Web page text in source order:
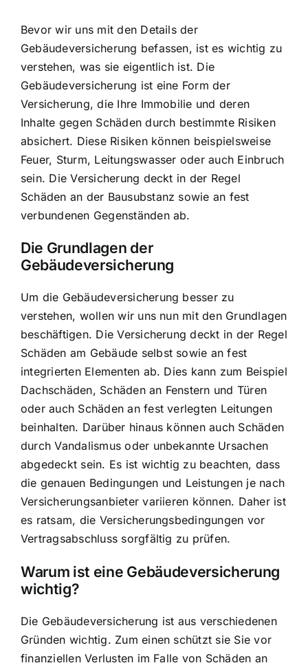
Bevor wir uns mit den Details der
Gebäudeversicherung befassen, ist es wichtig zu
verstehen, was sie eigentlich ist. Die
Gebäudeversicherung ist eine Form der
Versicherung, die Ihre Immobilie und deren
Inhalte gegen Schäden durch bestimmte Risiken
absichert. Diese Risiken können beispielsweise
Feuer, Sturm, Leitungswasser oder auch Einbruch
sein. Die Versicherung deckt in der Regel
Schäden an der Bausubstanz sowie an fest
verbundenen Gegenständen ab.
Die Grundlagen der
Gebäudeversicherung
Um die Gebäudeversicherung besser zu
verstehen, wollen wir uns nun mit den Grundlagen
beschäftigen. Die Versicherung deckt in der Regel
Schäden am Gebäude selbst sowie an fest
integrierten Elementen ab. Dies kann zum Beispiel
Dachschäden, Schäden an Fenstern und Türen
oder auch Schäden an fest verlegten Leitungen
beinhalten. Darüber hinaus können auch Schäden
durch Vandalismus oder unbekannte Ursachen
abgedeckt sein. Es ist wichtig zu beachten, dass
die genauen Bedingungen und Leistungen je nach
Versicherungsanbieter variieren können. Daher ist
es ratsam, die Versicherungsbedingungen vor
Vertragsabschluss sorgfältig zu prüfen.
Warum ist eine Gebäudeversicherung
wichtig?
Die Gebäudeversicherung ist aus verschiedenen
Gründen wichtig. Zum einen schützt sie Sie vor
finanziellen Verlusten im Falle von Schäden an